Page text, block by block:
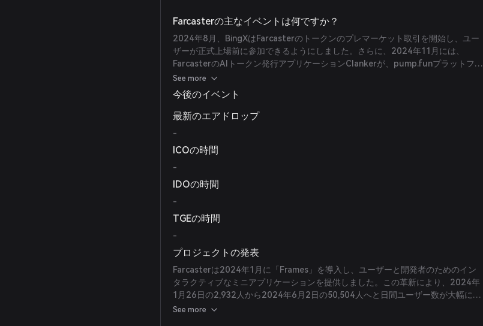
Farcasterの主なイベントは何ですか？
2024年8月、BingXはFarcasterのトークンのプレマーケット取引を開始し、ユー
ザーが正式上場前に参加できるようにしました。さらに、2024年11月には、
FarcasterのAIトークン発行アプリケーションClankerが、pump.funプラットフォ
ームの取引量の15％に達するデイリーボリュームを達成しました。
See more
今後のイベント
最新のエアドロップ
-
ICOの時間
-
IDOの時間
-
TGEの時間
-
プロジェクトの発表
Farcasterは2024年1月に「Frames」を導入し、ユーザーと開発者のためのイン
タラクティブなミニアプリケーションを提供しました。この革新により、2024年
1月26日の2,932人から2024年6月2日の50,504人へと日間ユーザー数が大幅に増
加しました。
See more